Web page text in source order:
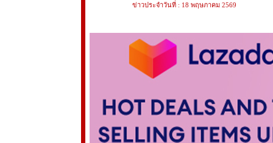
ข่าวประจำวันที่ : 18 พฤษภาคม 2569